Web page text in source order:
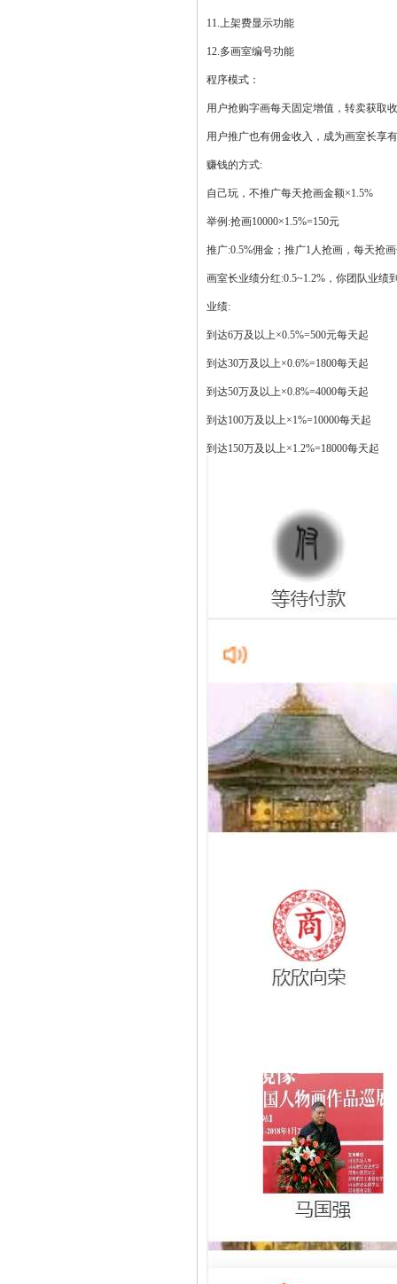
11.上架费显示功能
12.多画室编号功能
程序模式：
用户抢购字画每天固定增值，转卖获取
用户推广也有佣金收入，成为画室长享
赚钱的方式:
自己玩，不推广每天抢画金额×1.5%
举例:抢画10000×1.5%=150元
推广:0.5%佣金；推广1人抢画，每天抢
画室长业绩分红:0.5~1.2%，你团队业绩
业绩:
到达6万及以上×0.5%=500元每天起
到达30万及以上×0.6%=1800每天起
到达50万及以上×0.8%=4000每天起
到达100万及以上×1%=10000每天起
到达150万及以上×1.2%=18000每天起